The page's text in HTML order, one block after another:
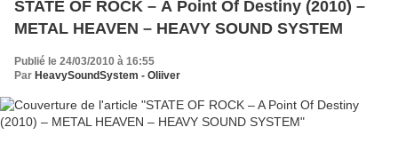
STATE OF ROCK – A Point Of Destiny (2010) –
METAL HEAVEN – HEAVY SOUND SYSTEM
Publié le 24/03/2010 à 16:55
Par HeavySoundSystem - Oliiver